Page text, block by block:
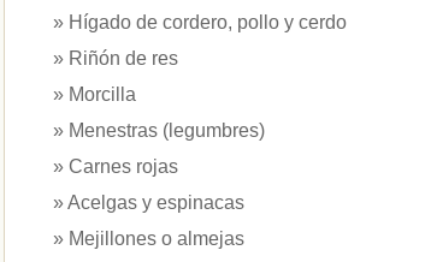
Hígado de cordero, pollo y cerdo
Riñón de res
Morcilla
Menestras (legumbres)
Carnes rojas
Acelgas y espinacas
Mejillones o almejas